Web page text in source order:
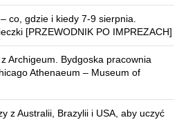
co, gdzie i kiedy 7-9 sierpnia.
[PRZEWODNIK PO IMPREZACH]
Archigeum. Bydgoska pracownia
Athenaeum – Museum of
z Australii, Brazylii i USA, aby uczyć